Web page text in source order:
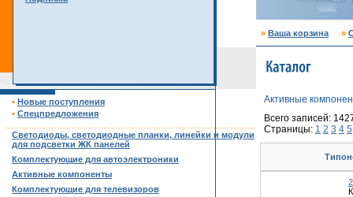
» Ваша корзина »
• Новые поступления
• Спецпредложения
Светодиоды, светодиодные планки, линейки и модули
для подсветки ЖК панелей
Комплектующие для автоэлектроники
Активные компоненты
Комплектующие для телевизоров
Активные
Всего записей:
Страницы: 1 2 3 4 5